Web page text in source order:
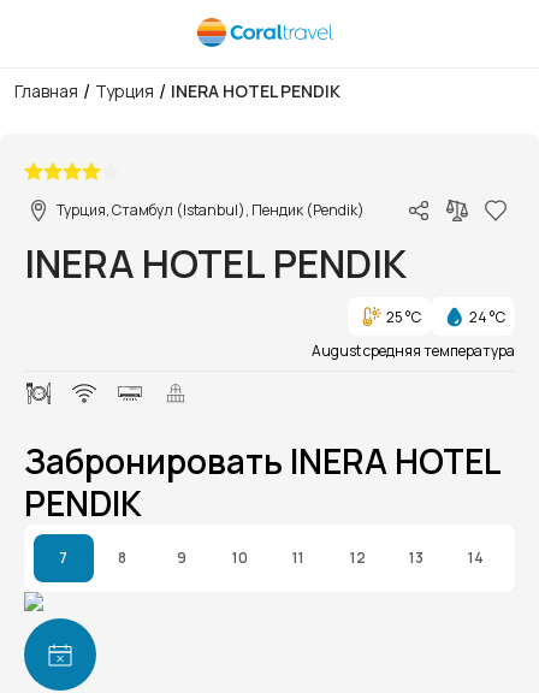
Главная / Турция / INERA HOTEL PENDIK
Турция, Стамбул (Istanbul), Пендик (Pendik)
INERA HOTEL PENDIK
25 °C
24 °C
August средняя температура
Забронировать INERA HOTEL
PENDIK
7 8 9 10 11 12 13 14